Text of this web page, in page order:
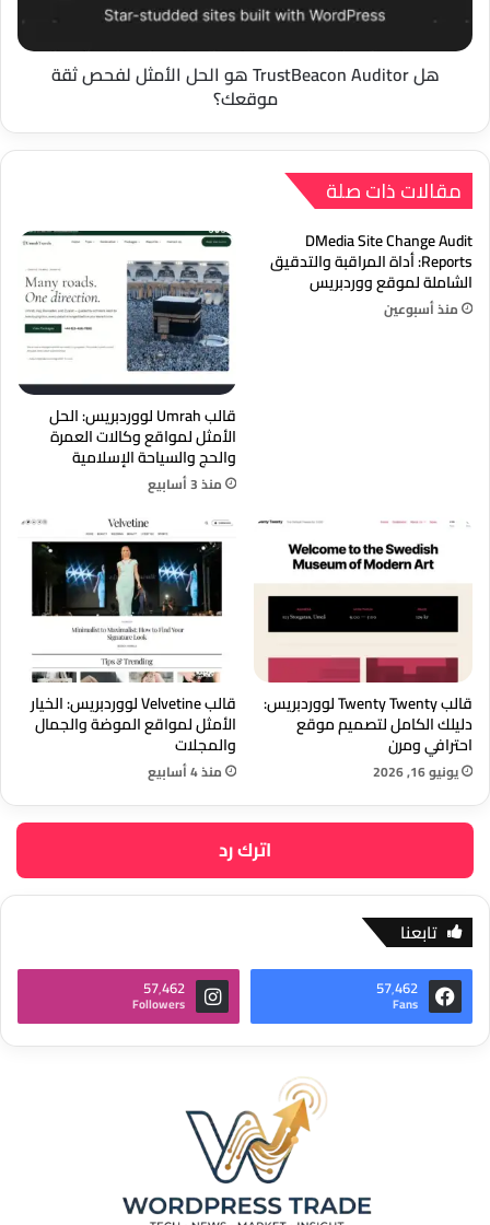
ثقة
موقعك؟
هل TrustBeacon Auditor هو الحل الأمثل لفحص ثقة
موقعك؟
مقالات ذات صلة
DMedia Site Change Audit
Reports: أداة المراقبة والتدقيق
الشاملة لموقع ووردبريس
منذ أسبوعين
قالب Umrah لووردبريس: الحل
الأمثل لمواقع وكالات العمرة
والحج والسياحة الإسلامية
منذ 3 أسابيع
قالب Twenty Twenty لووردبريس:
دليلك الكامل لتصميم موقع
احترافي ومرن
يونيو 16, 2026
قالب Velvetine لووردبريس: الخيار
الأمثل لمواقع الموضة والجمال
والمجلات
منذ 4 أسابيع
اترك رد
تابعنا
57٬462
Fans
57٬462
Followers